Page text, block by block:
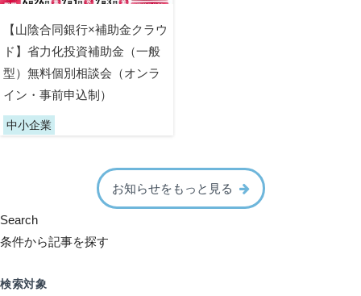
【山陰合同銀行×補助金クラウ
ド】省力化投資補助金（一般
型）無料個別相談会（オンラ
イン・事前申込制）
中小企業
お知らせをもっと見る
Search
条件から記事を探す
検索対象